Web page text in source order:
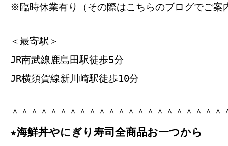
※臨時休業有り（その際はこちらのブログでご案
＜最寄駅＞
JR南武線鹿島田駅徒歩5分
JR横須賀線新川崎駅徒歩10分
＾＾＾＾＾＾＾＾＾＾＾＾＾＾＾＾＾＾＾＾＾
★海鮮丼やにぎり寿司全商品お一つから